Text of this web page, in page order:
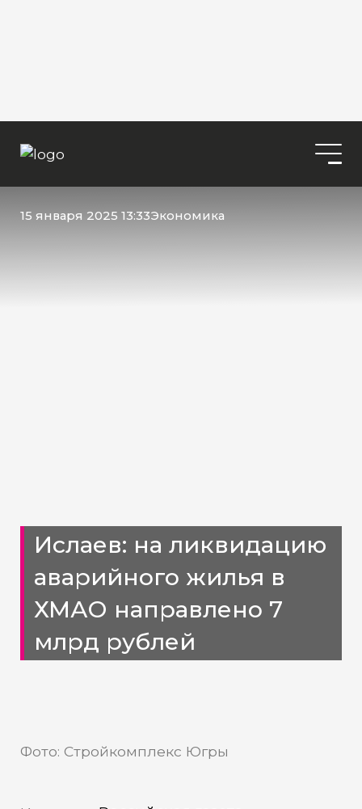
15 января 2025 13:33Экономика
Ислаев: на ликвидацию
аварийного жилья в
ХМАО направлено 7
млрд рублей
Фото: Стройкомплекс Югры